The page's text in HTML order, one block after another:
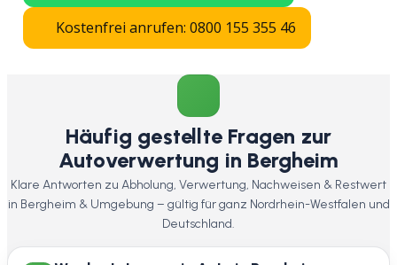
Kostenfrei anrufen: 0800 155 355 46
Häufig gestellte Fragen zur
Autoverwertung in Bergheim
Klare Antworten zu Abholung, Verwertung, Nachweisen & Restwert
in Bergheim & Umgebung – gültig für ganz Nordrhein-Westfalen und
Deutschland.